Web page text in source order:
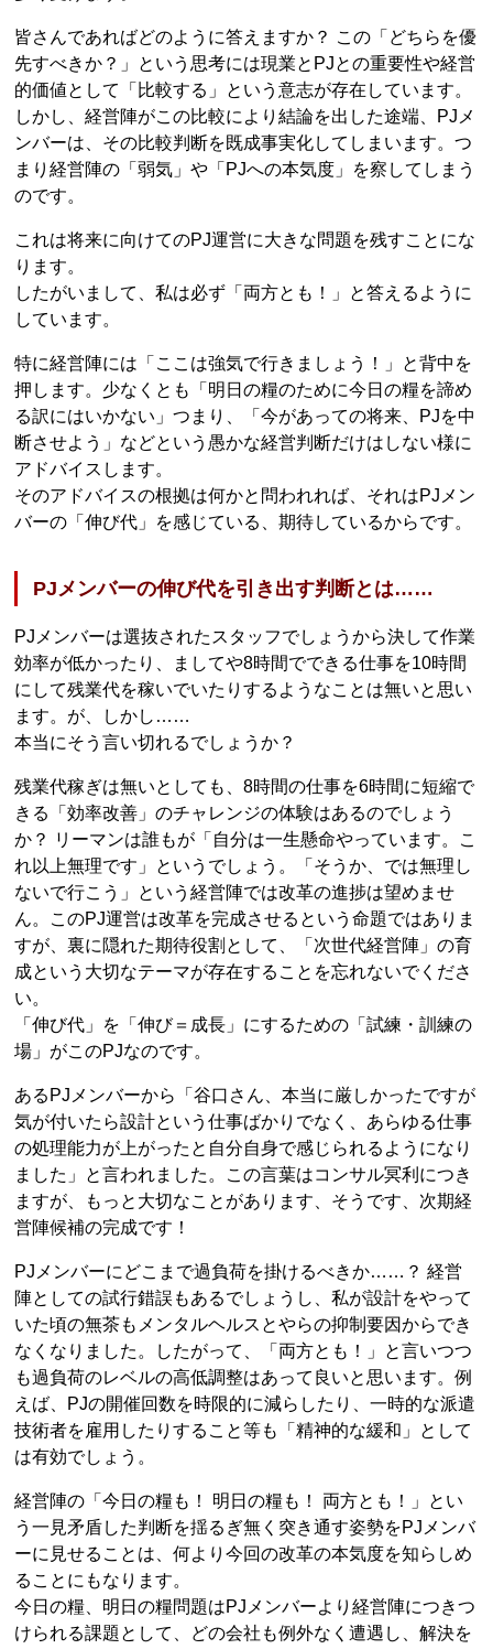
皆さんであればどのように答えますか？ この「どちらを優
先すべきか？」という思考には現業とPJとの重要性や経営
的価値として「比較する」という意志が存在しています。
しかし、経営陣がこの比較により結論を出した途端、PJメ
ンバーは、その比較判断を既成事実化してしまいます。つ
まり経営陣の「弱気」や「PJへの本気度」を察してしまう
のです。
これは将来に向けてのPJ運営に大きな問題を残すことにな
ります。
したがいまして、私は必ず「両方とも！」と答えるように
しています。
特に経営陣には「ここは強気で行きましょう！」と背中を
押します。少なくとも「明日の糧のために今日の糧を諦め
る訳にはいかない」つまり、「今があっての将来、PJを中
断させよう」などという愚かな経営判断だけはしない様に
アドバイスします。
そのアドバイスの根拠は何かと問われれば、それはPJメン
バーの「伸び代」を感じている、期待しているからです。
PJメンバーの伸び代を引き出す判断とは……
PJメンバーは選抜されたスタッフでしょうから決して作業
効率が低かったり、ましてや8時間でできる仕事を10時間
にして残業代を稼いでいたりするようなことは無いと思い
ます。が、しかし……
本当にそう言い切れるでしょうか？
残業代稼ぎは無いとしても、8時間の仕事を6時間に短縮で
きる「効率改善」のチャレンジの体験はあるのでしょう
か？ リーマンは誰もが「自分は一生懸命やっています。こ
れ以上無理です」というでしょう。「そうか、では無理し
ないで行こう」という経営陣では改革の進捗は望めませ
ん。このPJ運営は改革を完成させるという命題ではありま
すが、裏に隠れた期待役割として、「次世代経営陣」の育
成という大切なテーマが存在することを忘れないでくださ
い。
「伸び代」を「伸び＝成長」にするための「試練・訓練の
場」がこのPJなのです。
あるPJメンバーから「谷口さん、本当に厳しかったですが
気が付いたら設計という仕事ばかりでなく、あらゆる仕事
の処理能力が上がったと自分自身で感じられるようになり
ました」と言われました。この言葉はコンサル冥利につき
ますが、もっと大切なことがあります、そうです、次期経
営陣候補の完成です！
PJメンバーにどこまで過負荷を掛けるべきか……？ 経営
陣としての試行錯誤もあるでしょうし、私が設計をやって
いた頃の無茶もメンタルヘルスとやらの抑制要因からでき
なくなりました。したがって、「両方とも！」と言いつつ
も過負荷のレベルの高低調整はあって良いと思います。例
えば、PJの開催回数を時限的に減らしたり、一時的な派遣
技術者を雇用したりすること等も「精神的な緩和」として
は有効でしょう。
経営陣の「今日の糧も！ 明日の糧も！ 両方とも！」とい
う一見矛盾した判断を揺るぎ無く突き通す姿勢をPJメンバ
ーに見せることは、何より今回の改革の本気度を知らしめ
ることにもなります。
今日の糧、明日の糧問題はPJメンバーより経営陣につきつ
けられる課題として、どの会社も例外なく遭遇し、解決を